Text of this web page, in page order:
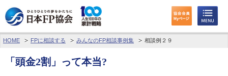
わたしたちのくらしとお金
FPに相談する
HOME FPに相談する みんなのFP相談事例集 相談例２９
「頭金2割」って本当?